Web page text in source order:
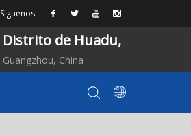
Síguenos:
Distrito de Huadu,
Guangzhou, China